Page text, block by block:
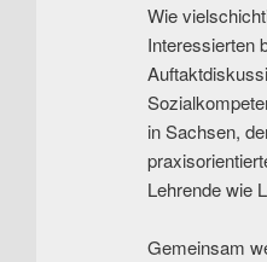
Wie
Interessierten
in Sachsen,
Lehrende wie
Gemeinsam